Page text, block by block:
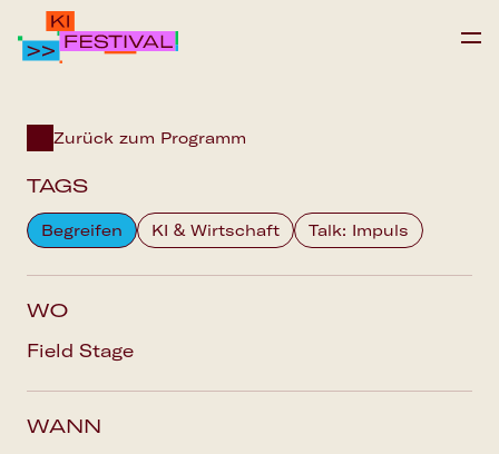
FAQS
Zurück zum Programm
TAGS
Begreifen KI & Wirtschaft Talk: Impuls
WO
Field Stage
WANN